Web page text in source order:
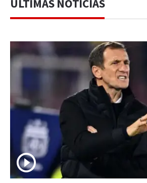
ÚLTIMAS NOTICIAS